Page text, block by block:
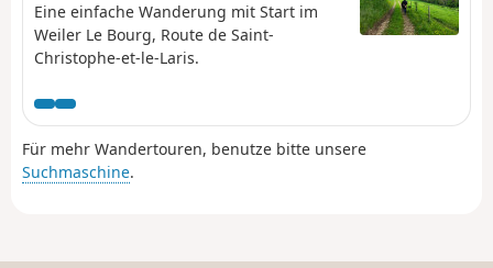
Eine einfache Wanderung mit Start im
Weiler Le Bourg, Route de Saint-
Christophe-et-le-Laris.
Für mehr Wandertouren, benutze bitte unsere
Suchmaschine.